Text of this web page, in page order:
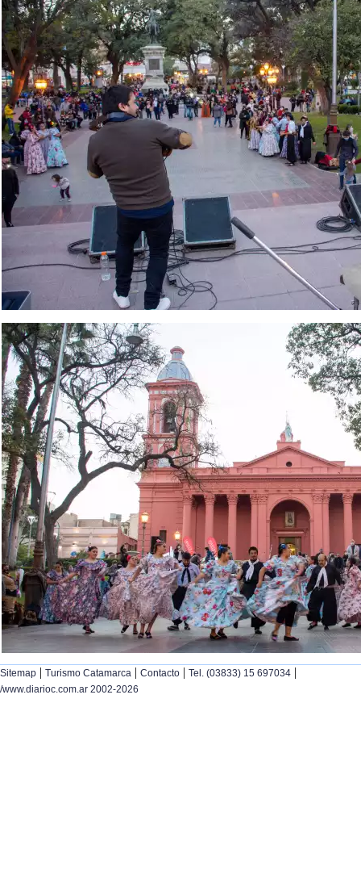
Sitemap | Turismo Catamarca | Contacto | Tel. (03833) 15 697034 |
/www.diarioc.com.ar 2002-2026